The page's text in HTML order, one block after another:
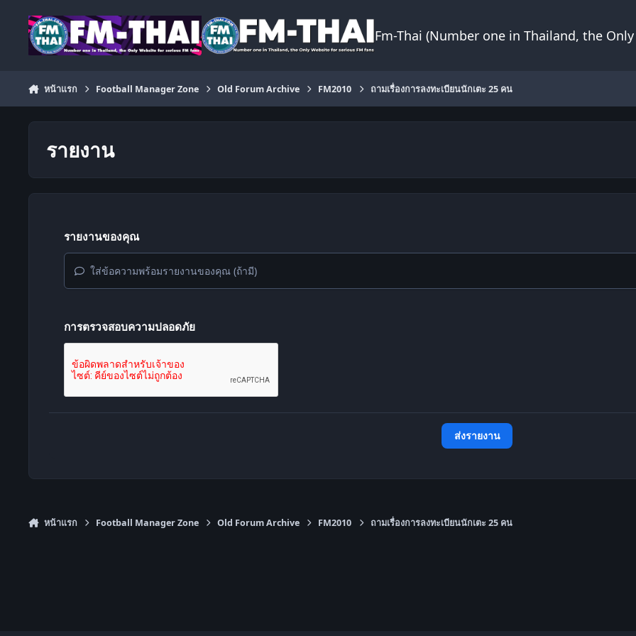
Fm-Thai (Number one in Thailand, the
หน้าแรก Football Manager Zone Old Forum Archive FM2010 ถามเรื่องการลงทะเบียนนักเตะ 25 คน
รายงาน
รายงานของคุณ
ใส่ข้อความพร้อมรายงานของคุณ (ถ้ามี)
การตรวจสอบความปลอดภัย
ส่งรายงาน
หน้าแรก Football Manager Zone Old Forum Archive FM2010 ถามเรื่องการลงทะเบียนนักเตะ 25 คน